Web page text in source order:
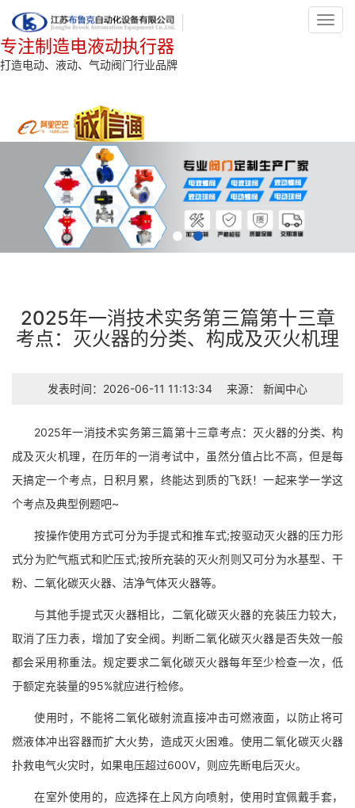
专注制造电液动执行器
打造电动、液动、气动阀门行业品牌
2025年一消技术实务第三篇第十三章
考点：灭火器的分类、构成及灭火机理
发表时间：2026-06-11 11:13:34 来源： 新闻中心
2025年一消技术实务第三篇第十三章考点：灭火器的分类、构
成及灭火机理，在历年的一消考试中，虽然分值占比不高，但是每
天搞定一个考点，日积月累，终能达到质的飞跃！一起来学一学这
个考点及典型例题吧~
按操作使用方式可分为手提式和推车式;按驱动灭火器的压力形
式分为贮气瓶式和贮压式;按所充装的灭火剂则又可分为水基型、干
粉、二氧化碳灭火器、洁净气体灭火器等。
与其他手提式灭火器相比，二氧化碳灭火器的充装压力较大，
取消了压力表，增加了安全阀。判断二氧化碳灭火器是否失效一般
都会采用称重法。规定要求二氧化碳灭火器每年至少检查一次，低
于额定充装量的95%就应进行检修。
使用时，不能将二氧化碳射流直接冲击可燃液面，以防止将可
燃液体冲出容器而扩大火势，造成灭火困难。使用二氧化碳灭火器
扑救电气火灾时，如果电压超过600V，则应先断电后灭火。
在室外使用的，应选择在上风方向喷射，使用时宜佩戴手套，